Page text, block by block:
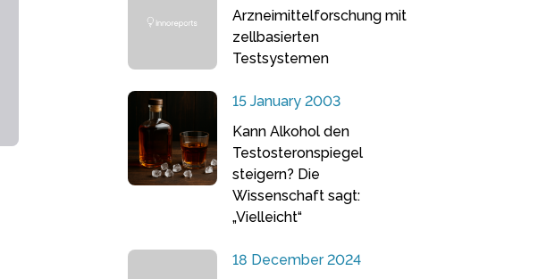
Arzneimittelforschung mit
zellbasierten
Testsystemen
15 January 2003
Kann Alkohol den
Testosteronspiegel
steigern? Die
Wissenschaft sagt:
„Vielleicht“
18 December 2024